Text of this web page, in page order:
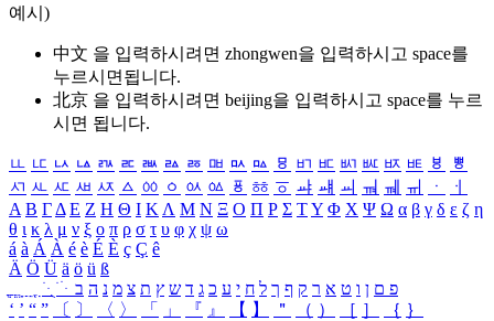
예시)
中文 을 입력하시려면 zhongwen을 입력하시고 space를
누르시면됩니다.
北京 을 입력하시려면 beijing을 입력하시고 space를 누르
시면 됩니다.
ㅥ ㅦ ㅧ ㅨ ㅩ ㅪ ㅫ ㅬ ㅭ ㅮ ㅯ ㅰ ㅱ ㅲ ㅳ ㅴ ㅵ ㅶ ㅷ ㅸ
ㅹ
ㅺ ㅻ ㅼ ㅽ ㅾ ㅿ ㆀ ㆁ ㆂ ㆃ ㆄ ㆅ ㆆ ㆇ ㆈ ㆉ ㆊ ㆋ ㆌ ㆍ
ㆎ
Α Β ΓΔ Ε Ζ Η Θ Ι ΚΛ Μ Ν Ξ Ο Π Ρ Σ ΤΥ Φ Χ Ψ Ω α β γ δ ε ζ η
θ ι κ λ μ ν ξ ο π ρ σ τ υ φ χ ψ ω
á à Á À é è É È ç Ç ê
Ä Ö Ü ä ö ü ß
ִֶֹ ֻּ ׁׂ פ ם ן ו ט א ר ק ף ך ל ח י ע כ ג ד ש ץ ת צ מ נ ה ב
‘ ’ “ ” 〔 〕 〈 〉 「 」 『 』 【 】 ＂ （ ） ［ ］ ｛ ｝